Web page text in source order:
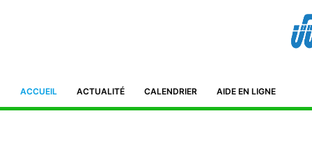
ACCUEIL ACTUALITÉ CALENDRIER AIDE EN LIGNE